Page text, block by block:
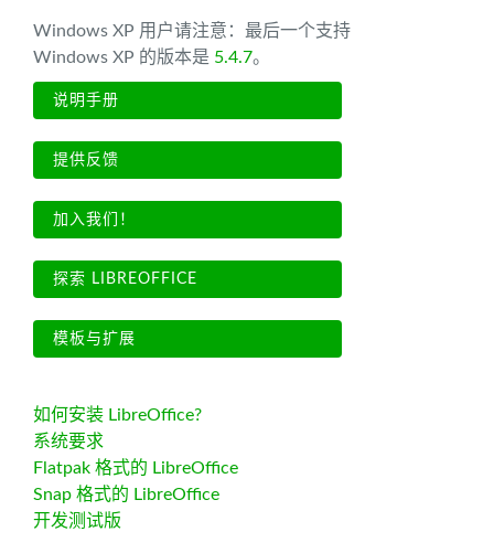
Windows XP 用户请注意：最后一个支持
Windows XP 的版本是 5.4.7。
说明手册
提供反馈
加入我们！
探索 LIBREOFFICE
模板与扩展
如何安装 LibreOffice?
系统要求
Flatpak 格式的 LibreOffice
Snap 格式的 LibreOffice
开发测试版